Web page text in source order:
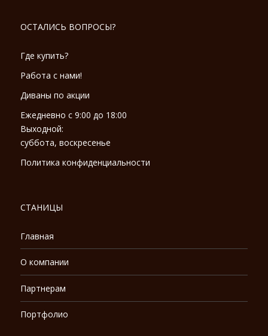
ОСТАЛИСЬ ВОПРОСЫ?
Где купить?
Работа с нами!
Диваны по акции
Ежедневно с 9:00 до 18:00
Выходной:
суббота, воскресенье
Политика конфиденциальности
СТАНИЦЫ
Главная
О компании
Партнерам
Портфолио